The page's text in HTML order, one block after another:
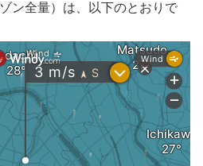
ン全量）は、以下のとおりで